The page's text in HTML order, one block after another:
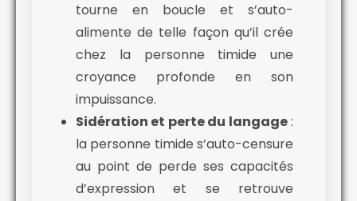
tourne en boucle et s’auto-
alimente de telle façon qu’il crée
chez la personne timide une
croyance profonde en son
impuissance.
Sidération et perte du langage:
la personne timide s’auto-censure
au point de perde ses capacités
d’expression et se retrouve